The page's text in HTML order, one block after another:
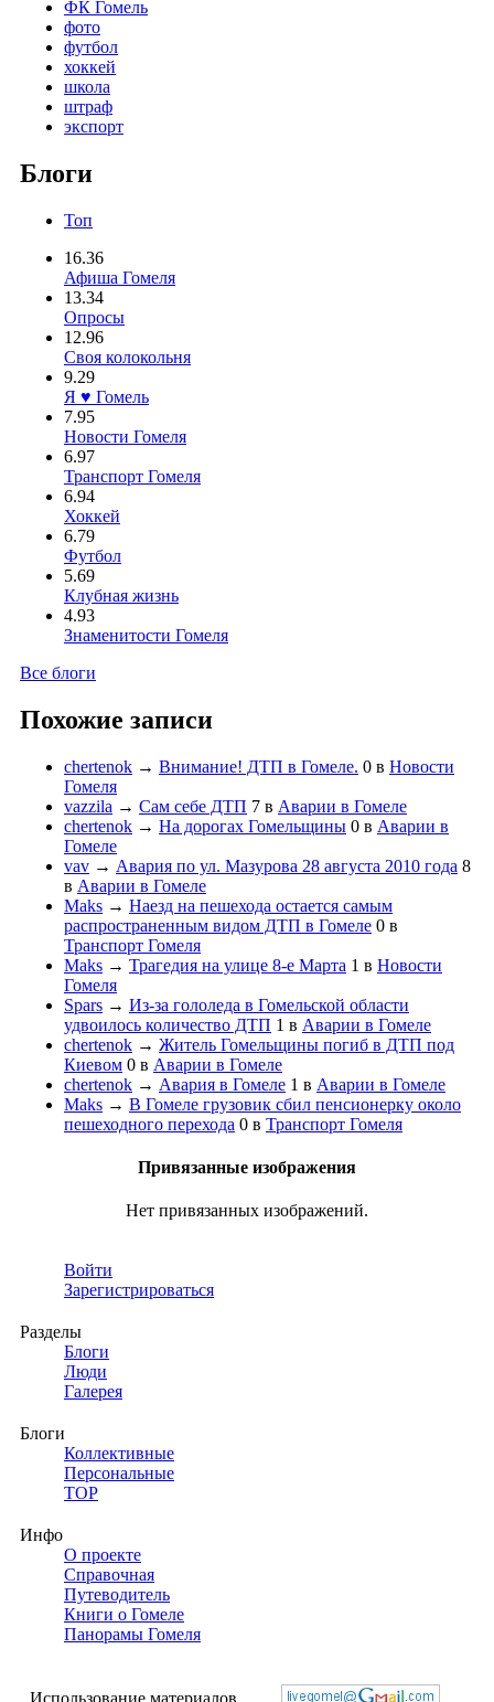
ФК Гомель
фото
футбол
хоккей
школа
штраф
экспорт
Блоги
Топ
16.36
Афиша Гомеля
13.34
Опросы
12.96
Своя колокольня
9.29
Я ♥ Гомель
7.95
Новости Гомеля
6.97
Транспорт Гомеля
6.94
Хоккей
6.79
Футбол
5.69
Клубная жизнь
4.93
Знаменитости Гомеля
Все блоги
Похожие записи
chertenok → Внимание! ДТП в Гомеле. 0 в Новости
Гомеля
vazzila → Сам себе ДТП 7 в Аварии в Гомеле
chertenok → На дорогах Гомельщины 0 в Аварии в
Гомеле
vav → Авария по ул. Мазурова 28 августа 2010 года 8
в Аварии в Гомеле
Maks → Наезд на пешехода остается самым
распространенным видом ДТП в Гомеле 0 в
Транспорт Гомеля
Maks → Трагедия на улице 8-е Марта 1 в Новости
Гомеля
Spars → Из-за гололеда в Гомельской области
удвоилось количество ДТП 1 в Аварии в Гомеле
chertenok → Житель Гомельщины погиб в ДТП под
Киевом 0 в Аварии в Гомеле
chertenok → Авария в Гомеле 1 в Аварии в Гомеле
Maks → В Гомеле грузовик сбил пенсионерку около
пешеходного перехода 0 в Транспорт Гомеля
Привязанные изображения
Нет привязанных изображений.
Войти
Зарегистрироваться
Разделы
Блоги
Люди
Галерея
Блоги
Коллективные
Персональные
TOP
Инфо
О проекте
Справочная
Путеводитель
Книги о Гомеле
Панорамы Гомеля